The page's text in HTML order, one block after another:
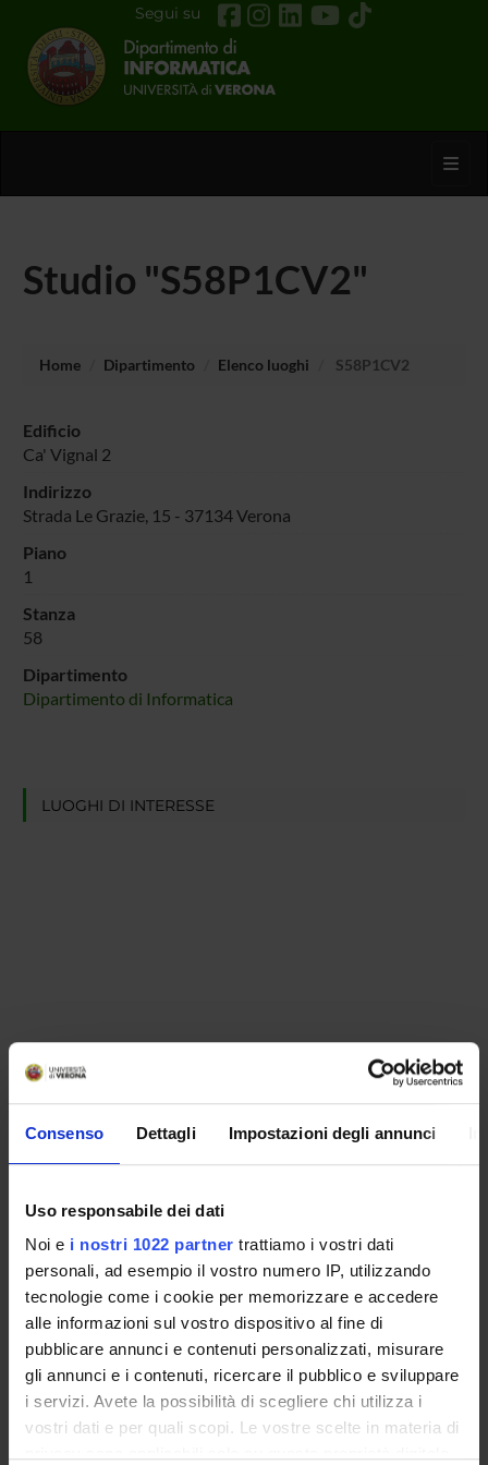
Consenso Dettagli Impostazioni degli annunci
Uso responsabile dei dati
Noi e i nostri 1022 partner trattiamo i vostri dati
personali, ad esempio il vostro numero IP, utilizzando
tecnologie come i cookie per memorizzare e accedere
alle informazioni sul vostro dispositivo al fine di
pubblicare annunci e contenuti personalizzati, misurare
gli annunci e i contenuti, ricercare il pubblico e sviluppare
i servizi. Avete la possibilità di scegliere chi utilizza i
vostri dati e per quali scopi. Le vostre scelte in materia di
Segui su
Studio "S58P1CV2"
Home Dipartimento Elenco luoghi S58P1CV2
Edificio
Ca' Vignal 2
Indirizzo
Strada Le Grazie, 15 - 37134 Verona
Piano
1
Stanza
58
Dipartimento
Dipartimento di Informatica
LUOGHI DI INTERESSE
ORGANIZZAZIONE
GOVERNANCE
COMMISSIONI
UFFICI E STRUTTURE DI SERVIZIO